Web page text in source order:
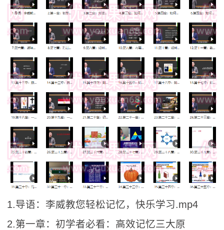
1.导语：李威教您轻松记忆，快乐学习.mp4
2.第一章：初学者必看：高效记忆三大原